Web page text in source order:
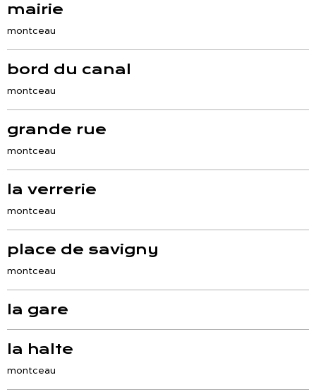
mairie
montceau
bord du canal
montceau
grande rue
montceau
la verrerie
montceau
place de savigny
montceau
la gare
la halte
montceau